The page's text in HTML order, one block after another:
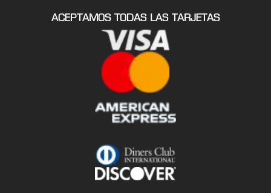
ACEPTAMOS TODAS LAS TARJETAS